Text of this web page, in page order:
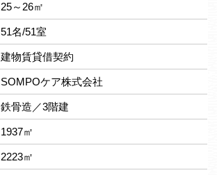
25～26㎡
51名/51室
建物賃貸借契約
SOMPOケア株式会社
鉄骨造／3階建
1937㎡
2223㎡